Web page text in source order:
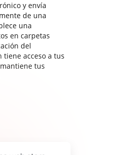
y envía
de una
una
en carpetas
del
acceso a tus
tus